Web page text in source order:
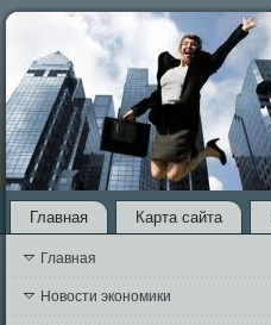
Главная Карта сайта
Главная
Новости экономики